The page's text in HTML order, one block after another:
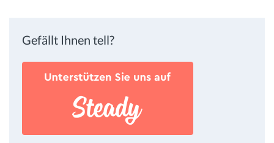
Gefällt Ihnen tell?